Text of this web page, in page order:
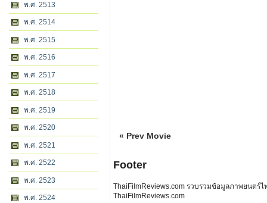
พ.ศ. 2513
พ.ศ. 2514
พ.ศ. 2515
พ.ศ. 2516
พ.ศ. 2517
พ.ศ. 2518
พ.ศ. 2519
พ.ศ. 2520
พ.ศ. 2521
พ.ศ. 2522
พ.ศ. 2523
พ.ศ. 2524
« Prev Movie
Footer
ThaiFilmReviews.com รวบรวมข้อมูลภาพยนตร์
ThaiFilmReviews.com